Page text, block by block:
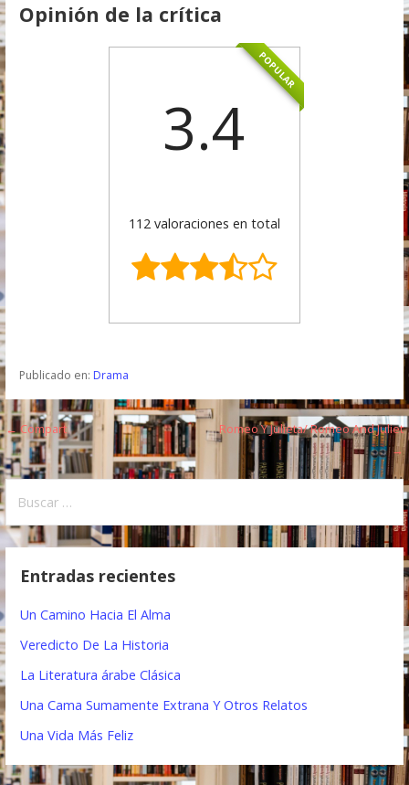
Opinión de la crítica
POPULAR
3.4
112 valoraciones en total
Publicado en: Drama
N
a
v
e
a
ó
n
d
← Compart
Romeo Y Julieta/ Romeo And Juliet
→
s
Entradas recientes
Un Camino Hacia El Alma
Veredicto De La Historia
La Literatura árabe Clásica
Una Cama Sumamente Extrana Y Otros Relatos
Una Vida Más Feliz